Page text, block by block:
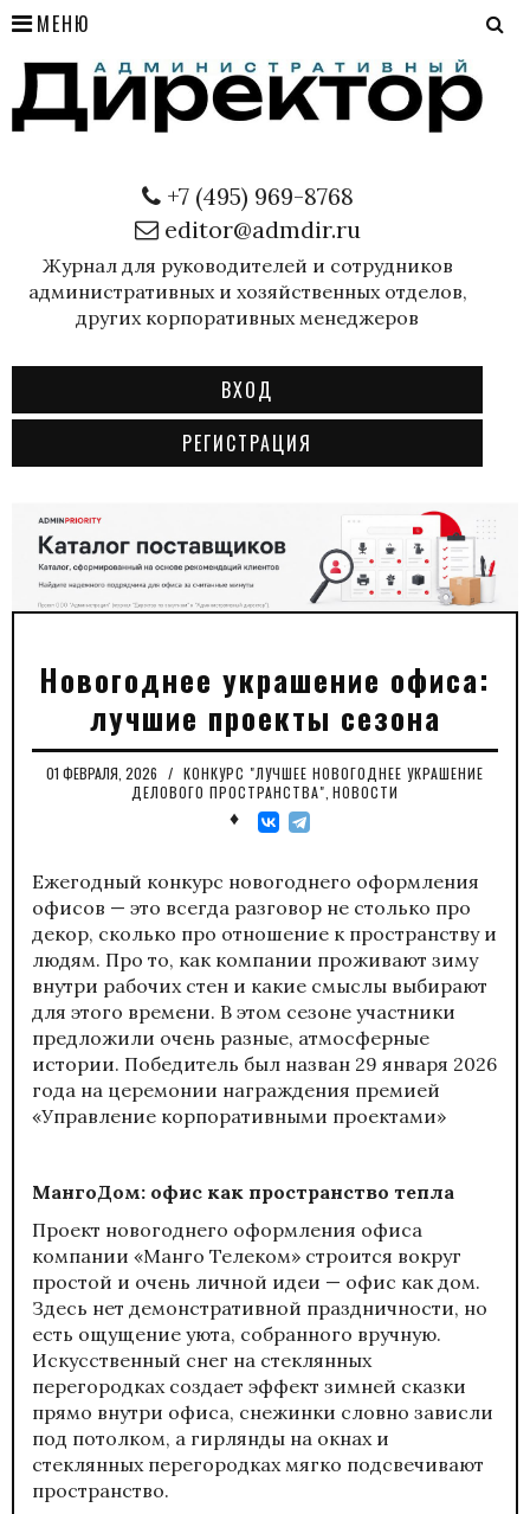
МЕНЮ
+7 (495) 969-8768
editor@admdir.ru
Журнал для руководителей и сотрудников
административных и хозяйственных отделов,
других корпоративных менеджеров
ВХОД
РЕГИСТРАЦИЯ
Новогоднее украшение офиса:
лучшие проекты сезона
01 ФЕВРАЛЯ, 2026 / КОНКУРС "ЛУЧШЕЕ НОВОГОДНЕЕ УКРАШЕНИЕ
ДЕЛОВОГО ПРОСТРАНСТВА" НОВОСТИ
♦
Ежегодный конкурс новогоднего оформления
офисов — это всегда разговор не столько про
декор, сколько про отношение к пространству и
людям. Про то, как компании проживают зиму
внутри рабочих стен и какие смыслы выбирают
для этого времени. В этом сезоне участники
предложили очень разные, атмосферные
истории. Победитель был назван 29 января 2026
года на церемонии награждения премией
«Управление корпоративными проектами»
МангоДом: офис как пространство тепла
Проект новогоднего оформления офиса
компании «Манго Телеком» строится вокруг
простой и очень личной идеи — офис как дом.
Здесь нет демонстративной праздничности, но
есть ощущение уюта, собранного вручную.
Искусственный снег на стеклянных
перегородках создает эффект зимней сказки
прямо внутри офиса, снежинки словно зависли
под потолком, а гирлянды на окнах и
стеклянных перегородках мягко подсвечивают
пространство.